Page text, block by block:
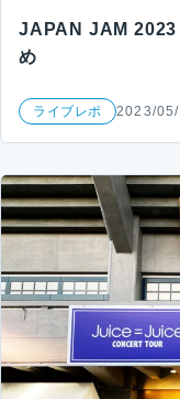
JAPAN JAM 2023
め
ライブレポ 2023/